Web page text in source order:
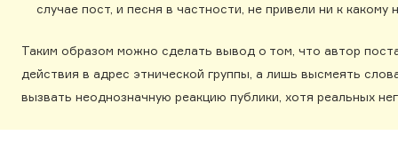
случае пост, и песня в частности, не привели ни к
Таким образом можно сделать вывод о том, что автор
действия в адрес этнической группы, а лишь высмеять
вызвать неоднозначную реакцию публики, хотя реальных